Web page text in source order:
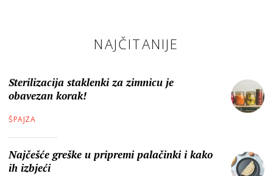
NAJČITANIJE
Sterilizacija staklenki za zimnicu je
obavezan korak!
ŠPAJZA
Najčešće greške u pripremi palačinki i kako
ih izbjeći